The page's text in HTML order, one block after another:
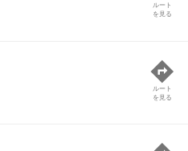
ルート
を見る
ルート
を見る